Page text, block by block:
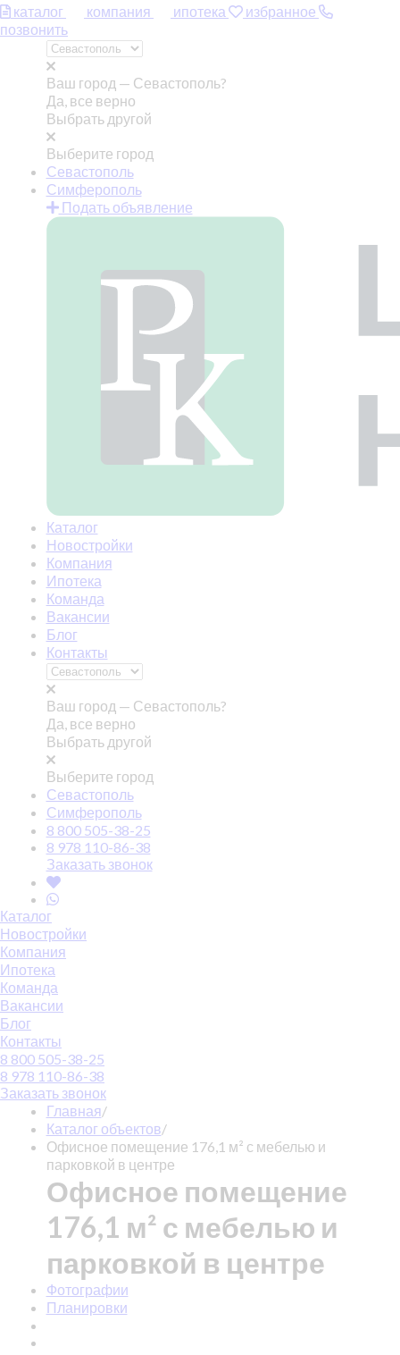
каталог компания ипотека
избранное
позвонить
Ваш город — Севастополь?
Да, все верно
Выбрать другой
Выберите город
Севастополь
Симферополь
Подать объявление
Каталог
Новостройки
Компания
Ипотека
Команда
Вакансии
Блог
Контакты
Ваш город — Севастополь?
Да, все верно
Выбрать другой
Выберите город
Севастополь
Симферополь
8 800 505-38-25
8 978 110-86-38
Заказать звонок
Каталог
Новостройки
Компания
Ипотека
Команда
Вакансии
Блог
Контакты
8 800 505-38-25
8 978 110-86-38
Заказать звонок
Главная/
Каталог объектов/
Офисное помещение 176,1 м² с мебелью и
парковкой в центре
Офисное помещение
176,1 м² с мебелью и
парковкой в центре
Фотографии
Планировки